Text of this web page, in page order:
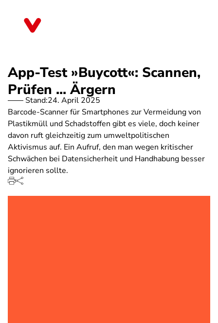
App-Test »Buycott«: Scannen,
Prüfen ... Ärgern
Stand:24. April 2025
Barcode-Scanner für Smartphones zur Vermeidung von
Plastikmüll und Schadstoffen gibt es viele, doch keiner
davon ruft gleichzeitig zum umweltpolitischen
Aktivismus auf. Ein Aufruf, den man wegen kritischer
Schwächen bei Datensicherheit und Handhabung besser
ignorieren sollte.